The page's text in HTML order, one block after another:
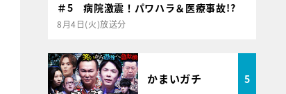
＃5 病院激震！パワハラ＆医療事故!?
8月4日(火)放送分
かまいガチ 5